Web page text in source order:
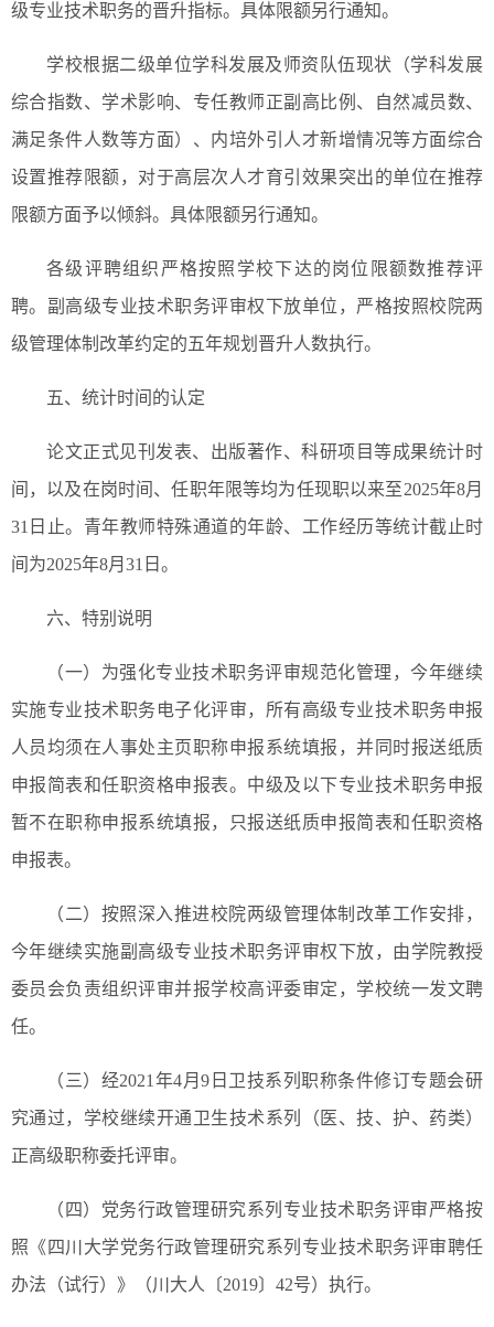
级专业技术职务的晋升指标。具体限额另行通知。
学校根据二级单位学科发展及师资队伍现状（学科发展
综合指数、学术影响、专任教师正副高比例、自然减员数、
满足条件人数等方面）、内培外引人才新增情况等方面综合
设置推荐限额，对于高层次人才育引效果突出的单位在推荐
限额方面予以倾斜。具体限额另行通知。
各级评聘组织严格按照学校下达的岗位限额数推荐评
聘。副高级专业技术职务评审权下放单位，严格按照校院两
级管理体制改革约定的五年规划晋升人数执行。
五、统计时间的认定
论文正式见刊发表、出版著作、科研项目等成果统计时
间，以及在岗时间、任职年限等均为任现职以来至2025年8月
31日止。青年教师特殊通道的年龄、工作经历等统计截止时
间为2025年8月31日。
六、特别说明
（一）为强化专业技术职务评审规范化管理，今年继续
实施专业技术职务电子化评审，所有高级专业技术职务申报
人员均须在人事处主页职称申报系统填报，并同时报送纸质
申报简表和任职资格申报表。中级及以下专业技术职务申报
暂不在职称申报系统填报，只报送纸质申报简表和任职资格
申报表。
（二）按照深入推进校院两级管理体制改革工作安排，
今年继续实施副高级专业技术职务评审权下放，由学院教授
委员会负责组织评审并报学校高评委审定，学校统一发文聘
任。
（三）经2021年4月9日卫技系列职称条件修订专题会研
究通过，学校继续开通卫生技术系列（医、技、护、药类）
正高级职称委托评审。
（四）党务行政管理研究系列专业技术职务评审严格按
照《四川大学党务行政管理研究系列专业技术职务评审聘任
办法（试行）》（川大人〔2019〕42号）执行。